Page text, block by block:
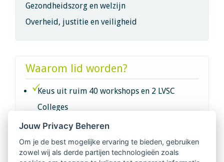
Gezondheidszorg en welzijn
Overheid, justitie en veiligheid
Waarom lid worden?
Keus uit ruim 40 workshops en 2 LVSC
Colleges
Intervisie met geregistreerde vakgenoten
Netwerk van 2100 professionals in 14
Jouw Privacy Beheren
Om je de best mogelijke ervaring te bieden, gebruiken
zowel wij als derde partijen technologieën zoals